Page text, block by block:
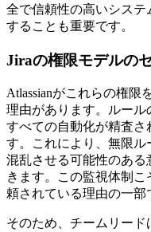
全で信頼性の高いシス
することも重要です。
Jiraの権限モデルの
Atlassianがこれらの権限
理由があります。ルール
すべての自動化が精査さ
す。これにより、無限
混乱させる可能性のあ
きます。この監視体制
頼されている理由の一部
そのため、チームリー